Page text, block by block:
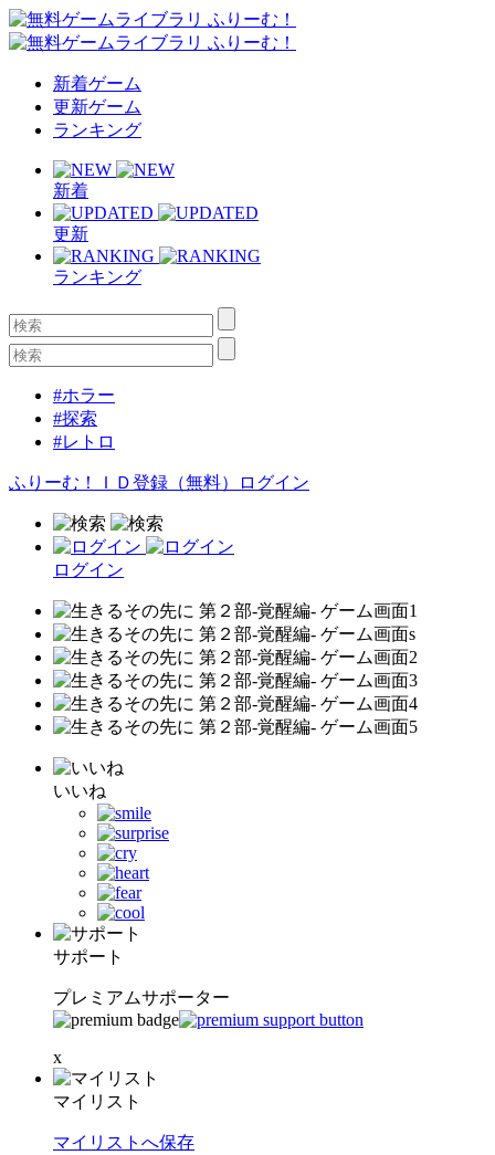
新着ゲーム
更新ゲーム
ランキング
新着
更新
ランキング
#ホラー
#探索
#レトロ
ふりーむ！ＩＤ登録（無料） ログイン
ログイン
いいね
サポート
プレミアムサポーター
x
マイリスト
マイリストへ保存